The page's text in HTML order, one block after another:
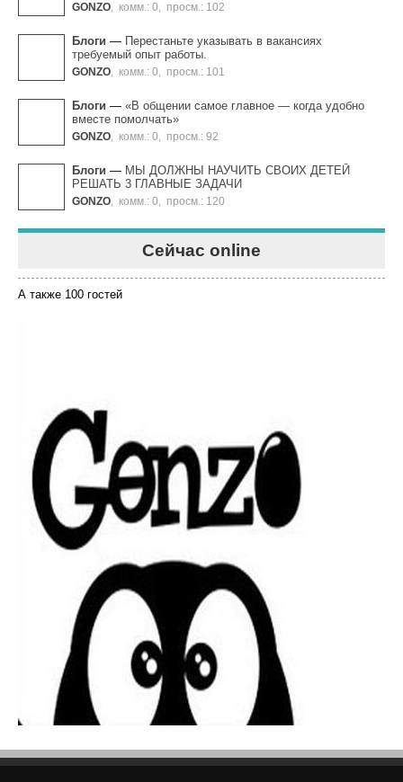
GONZO комм.: 0 просм.: 102
Блоги — Перестаньте указывать в вакансиях
требуемый опыт работы.
GONZO комм.: 0 просм.: 101
Блоги — «В общении самое главное — когда удобно
вместе помолчать»
GONZO комм.: 0 просм.: 92
Блоги — МЫ ДОЛЖНЫ НАУЧИТЬ СВОИХ ДЕТЕЙ
РЕШАТЬ 3 ГЛАВНЫЕ ЗАДАЧИ
GONZO комм.: 0 просм.: 120
Сейчас online
А также 100 гостей